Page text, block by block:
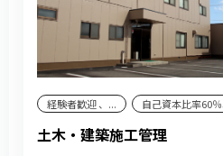
経験者歓迎 、... 自己資本比率60
土木・建築施工管理